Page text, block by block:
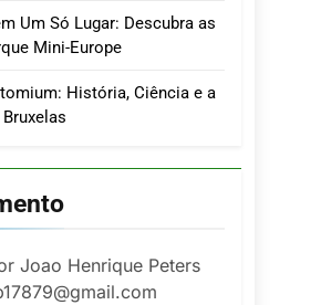
Um Só Lugar: Descubra as
Mini-Europe
História, Ciência e a
Joao Henrique Peters